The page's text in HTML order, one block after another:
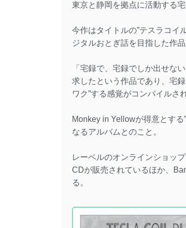
東京と静岡を拠点に活動する
今作はタイトルの”テスラコイ
ジタルおとぎ話を目指した作品
「宅録で、宅録でしか出せな
求したという作品であり、宅
ワク”する感覚がコンパイルさ
Monkey in Yellowが得意とす
なるアルバムとのこと。
レーベルのオンラインショッ
CDが販売されているほか、
る。